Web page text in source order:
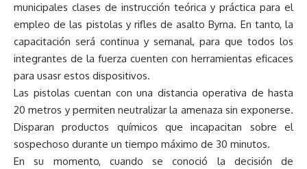
municipales clases de instrucción teórica y práctica para el
empleo de las pistolas y rifles de asalto Byrna. En tanto, la
capacitación será continua y semanal, para que todos los
integrantes de la fuerza cuenten con herramientas eficaces
para usasr estos dispositivos.
Las pistolas cuentan con una distancia operativa de hasta
20 metros y permiten neutralizar la amenaza sin exponerse.
Disparan productos químicos que incapacitan sobre el
sospechoso durante un tiempo máximo de 30 minutos.
En su momento, cuando se conoció la decisión de